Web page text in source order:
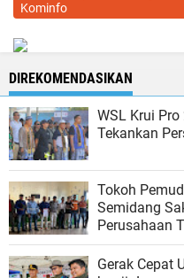
Kominfo
DIREKOMENDASIKAN
WSL Krui
Tekankan
Tokoh
Semidang
Perusahaan
Gerak Cepat